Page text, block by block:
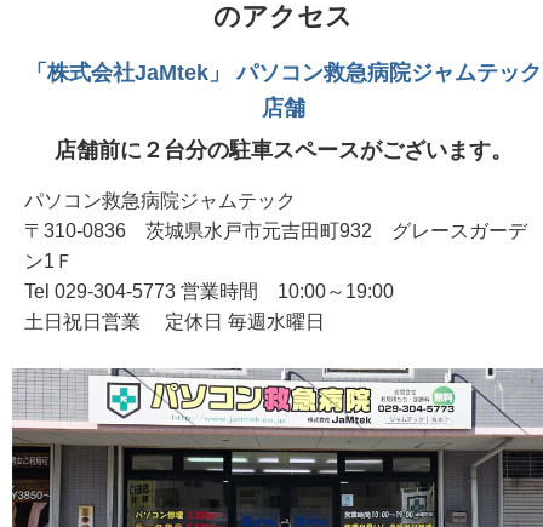
のアクセス
「株式会社JaMtek」 パソコン救急病院ジャムテック
店舗
店舗前に２台分の駐車スペースがございます。
パソコン救急病院ジャムテック
〒310-0836 茨城県水戸市元吉田町932 グレースガーデ
ン1Ｆ
Tel 029-304-5773 営業時間 10:00～19:00
土日祝日営業 定休日 毎週水曜日